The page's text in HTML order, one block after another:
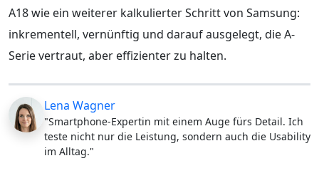
A18 wie ein weiterer kalkulierter Schritt von Samsung:
inkrementell, vernünftig und darauf ausgelegt, die A-
Serie vertraut, aber effizienter zu halten.
Lena Wagner
"Smartphone-Expertin mit einem Auge fürs Detail. Ich
teste nicht nur die Leistung, sondern auch die Usability
im Alltag."